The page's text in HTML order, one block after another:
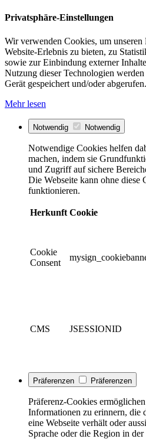
Privatsphäre-Einstellungen
Wir verwenden Cookies, um unseren
Website-Erlebnis zu bieten, zu
sowie zur Einbindung externer
Nutzung dieser Technologien
Gerät gespeichert und/oder abgerufen.
Mehr lesen
Notwendig Notwendig
Notwendige Cookies helfen
machen, indem sie
und Zugriff auf sichere
Die Webseite kann ohne diese
funktionieren.
Herkunft Cookie
Cookie
Consent
CMS JSESSIONID
Präferenzen Präferenzen
Präferenz-Cookies
Informationen zu erinnern, die
eine Webseite verhält oder
Sprache oder die Region in